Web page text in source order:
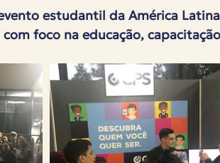
estudantil da América
foco na educação,